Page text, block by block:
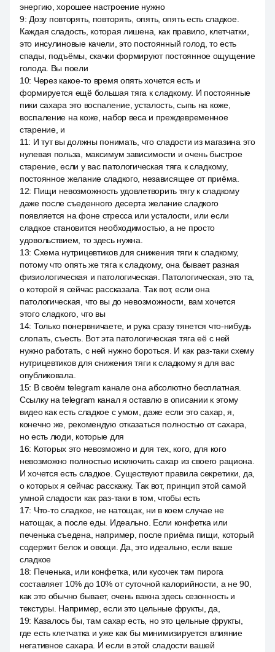
энергию, хорошее настроение нужно
9: Дозу повторять, повторять, опять, опять есть сладкое.
Каждая сладость, которая лишена, как правило, клетчатки,
это инсулиновые качели, это постоянный голод, то есть
спады, подъёмы, скачки формируют постоянное ощущение
голода. Вы поели
10: Через какое-то время опять хочется есть и
формируется ещё большая тяга к сладкому. И постоянные
пики сахара это воспаление, усталость, сыпь на коже,
воспаление на коже, набор веса и преждевременное
старение, и
11: И тут вы должны понимать, что сладости из магазина это
нулевая польза, максимум зависимости и очень быстрое
старение, если у вас патологическая тяга к сладкому,
постоянное желание сладкого, независящее от приёма.
12: Пищи невозможность удовлетворить тягу к сладкому
даже после съеденного десерта желание сладкого
появляется на фоне стресса или усталости, или если
сладкое становится необходимостью, а не просто
удовольствием, то здесь нужна.
13: Схема нутрицевтиков для снижения тяги к сладкому,
потому что опять же тяга к сладкому, она бывает разная
физиологическая и патологическая. Патологическая, это та,
о которой я сейчас рассказала. Так вот, если она
патологическая, что вы до невозможности, вам хочется
этого сладкого, что вы
14: Только понервничаете, и рука сразу тянется что-нибудь
слопать, съесть. Вот эта патологическая тяга её с ней
нужно работать, с ней нужно бороться. И как раз-таки схему
нутрицевтиков для снижения тяги к сладкому я для вас
опубликовала.
15: В своём telegram канале она абсолютно бесплатная.
Ссылку на telegram канал я оставлю в описании к этому
видео как есть сладкое с умом, даже если это сахар, я,
конечно же, рекомендую отказаться полностью от сахара,
но есть люди, которые для
16: Которых это невозможно и для тех, кого, для кого
невозможно полностью исключить сахар из своего рациона.
И хочется есть сладкое. Существуют правила секретики, да,
о которых я сейчас расскажу. Так вот, принцип этой самой
умной сладости как раз-таки в том, чтобы есть
17: Что-то сладкое, не натощак, ни в коем случае не
натощак, а после еды. Идеально. Если конфетка или
печенька съедена, например, после приёма пищи, который
содержит белок и овощи. Да, это идеально, если ваше
сладкое
18: Печенька, или конфетка, или кусочек там пирога
составляет 10% до 10% от суточной калорийности, а не 90,
как это обычно бывает, очень важна здесь сезонность и
текстуры. Например, если это цельные фрукты, да,
19: Казалось бы, там сахар есть, но это цельные фрукты,
где есть клетчатка и уже как бы минимизируется влияние
негативное сахара. И если в этой сладости вашей